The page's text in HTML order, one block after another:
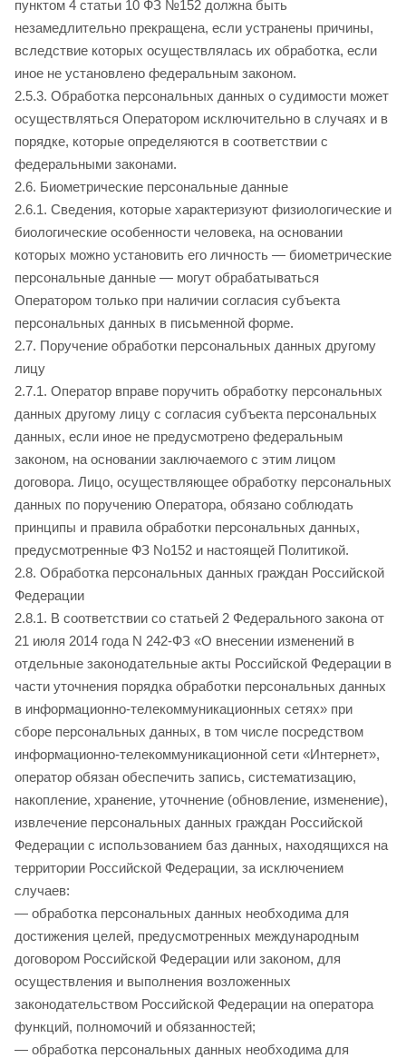
пунктом 4 статьи 10 ФЗ №152 должна быть
незамедлительно прекращена, если устранены причины,
вследствие которых осуществлялась их обработка, если
иное не установлено федеральным законом.
2.5.3. Обработка персональных данных о судимости может
осуществляться Оператором исключительно в случаях и в
порядке, которые определяются в соответствии с
федеральными законами.
2.6. Биометрические персональные данные
2.6.1. Сведения, которые характеризуют физиологические и
биологические особенности человека, на основании
которых можно установить его личность — биометрические
персональные данные — могут обрабатываться
Оператором только при наличии согласия субъекта
персональных данных в письменной форме.
2.7. Поручение обработки персональных данных другому
лицу
2.7.1. Оператор вправе поручить обработку персональных
данных другому лицу с согласия субъекта персональных
данных, если иное не предусмотрено федеральным
законом, на основании заключаемого с этим лицом
договора. Лицо, осуществляющее обработку персональных
данных по поручению Оператора, обязано соблюдать
принципы и правила обработки персональных данных,
предусмотренные ФЗ No152 и настоящей Политикой.
2.8. Обработка персональных данных граждан Российской
Федерации
2.8.1. В соответствии со статьей 2 Федерального закона от
21 июля 2014 года N 242-ФЗ «О внесении изменений в
отдельные законодательные акты Российской Федерации в
части уточнения порядка обработки персональных данных
в информационно-телекоммуникационных сетях» при
сборе персональных данных, в том числе посредством
информационно-телекоммуникационной сети «Интернет»,
оператор обязан обеспечить запись, систематизацию,
накопление, хранение, уточнение (обновление, изменение),
извлечение персональных данных граждан Российской
Федерации с использованием баз данных, находящихся на
территории Российской Федерации, за исключением
случаев:
— обработка персональных данных необходима для
достижения целей, предусмотренных международным
договором Российской Федерации или законом, для
осуществления и выполнения возложенных
законодательством Российской Федерации на оператора
функций, полномочий и обязанностей;
— обработка персональных данных необходима для